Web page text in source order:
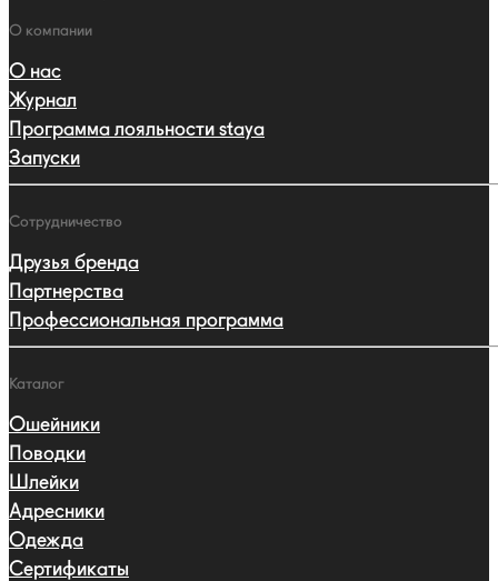
Навигация
О компании
О нас
Журнал
Программа лояльности staya
Запуски
Сотрудничество
Друзья бренда
Партнерства
Профессиональная программа
Каталог
Ошейники
Поводки
Шлейки
Адресники
Одежда
Сертификаты